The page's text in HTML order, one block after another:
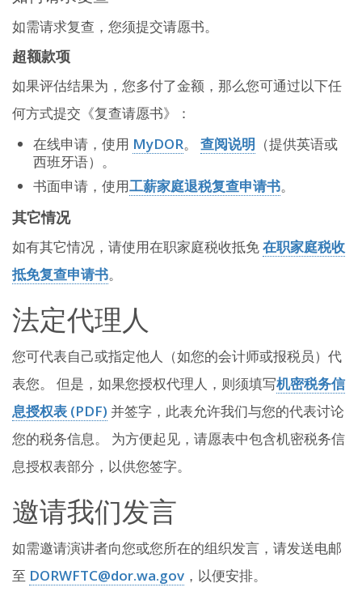
如需请求复查，您须提交请愿书。
超额款项
如果评估结果为，您多付了金额，那么您可通过以下任
何方式提交《复查请愿书》：
在线申请，使用 MyDOR。 查阅说明 （提供英语或
西班牙语）。
书面申请，使用工薪家庭退税复查申请书。
其它情况
如有其它情况，请使用在职家庭税收抵免在职家庭税收
抵免复查申请书。
法定代理人
您可代表自己或指定他人（如您的会计师或报税员）代
表您。 但是，如果您授权代理人，则须填写机密税务信
息授权表 (PDF) 并签字，此表允许我们与您的代表讨论
您的税务信息。 为方便起见，请愿表中包含机密税务信
息授权表部分，以供您签字。
邀请我们发言
如需邀请演讲者向您或您所在的组织发言，请发送电邮
至 DORWFTC@dor.wa.gov ，以便安排。